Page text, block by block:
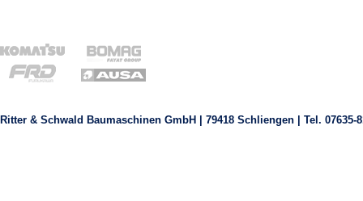
Ritter & Schwald Baumaschinen GmbH | 79418 Schliengen | Tel. 07635-